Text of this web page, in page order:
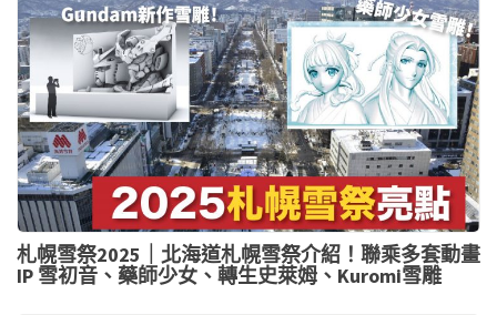
札幌雪祭2025｜北海道札幌雪祭介紹！聯乘多套動畫
IP 雪初音、藥師少女、轉生史萊姆、Kuromi雪雕